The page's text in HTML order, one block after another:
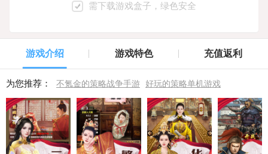
需下载游戏盒子，绿色安全
游戏介绍 游戏特色 充值返利
为您推荐： 不氪金的策略战争手游 好玩的策略单机游戏